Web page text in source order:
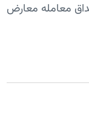
معامله معارض